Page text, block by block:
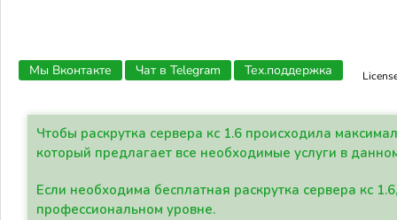
Мы Вконтакте Чат в Telegram Тех.поддержка
Чтобы раскрутка сервера кс 1.6 происходила
который предлагает все необходимые услуги в
Если необходима бесплатная раскрутка сервера кс
профессиональном уровне.